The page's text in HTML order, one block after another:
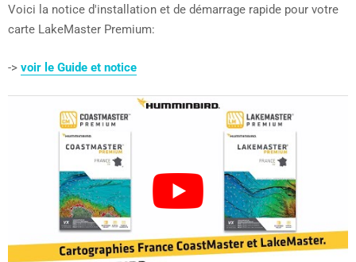
Voici la notice d'installation et de démarrage rapide pour votre
carte LakeMaster Premium:
-> voir le Guide et notice